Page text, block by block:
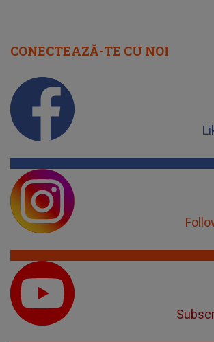
CONECTEAZĂ-TE CU NOI